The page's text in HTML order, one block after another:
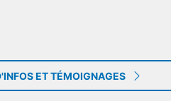
ET TÉMOIGNAGES